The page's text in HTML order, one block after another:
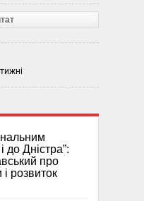
до Дністра”:
про
розвиток